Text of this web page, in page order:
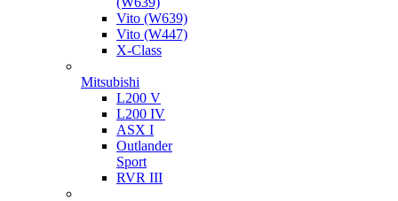
Vito (W639)
Vito (W447)
X-Class
Mitsubishi
L200 V
L200 IV
ASX I
Outlander
Sport
RVR III